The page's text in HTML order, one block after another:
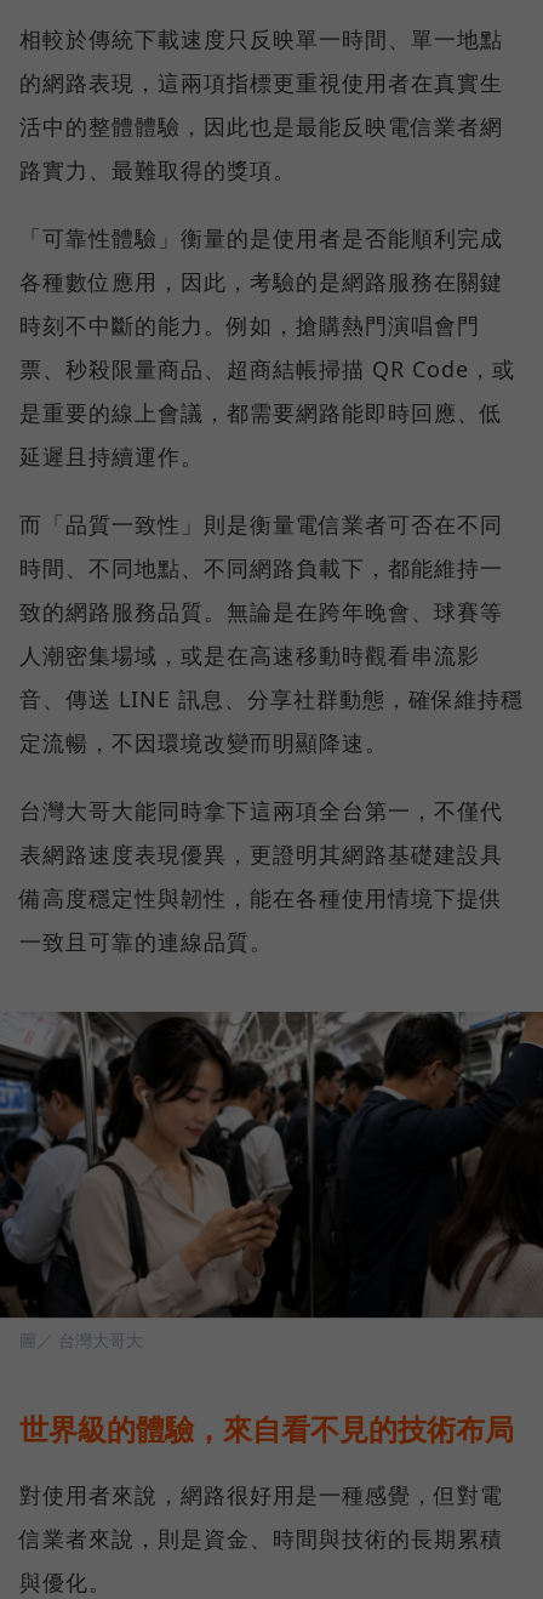
相較於傳統下載速度只反映單一時間、單一地點
的網路表現，這兩項指標更重視使用者在真實生
活中的整體體驗，因此也是最能反映電信業者網
路實力、最難取得的獎項。
「可靠性體驗」衡量的是使用者是否能順利完成
各種數位應用，因此，考驗的是網路服務在關鍵
時刻不中斷的能力。例如，搶購熱門演唱會門
票、秒殺限量商品、超商結帳掃描 QR Code，或
是重要的線上會議，都需要網路能即時回應、低
延遲且持續運作。
而「品質一致性」則是衡量電信業者可否在不同
時間、不同地點、不同網路負載下，都能維持一
致的網路服務品質。無論是在跨年晚會、球賽等
人潮密集場域，或是在高速移動時觀看串流影
音、傳送 LINE 訊息、分享社群動態，確保維持穩
定流暢，不因環境改變而明顯降速。
台灣大哥大能同時拿下這兩項全台第一，不僅代
表網路速度表現優異，更證明其網路基礎建設具
備高度穩定性與韌性，能在各種使用情境下提供
一致且可靠的連線品質。
圖／ 台灣大哥大
世界級的體驗，來自看不見的技術布局
對使用者來說，網路很好用是一種感覺，但對電
信業者來說，則是資金、時間與技術的長期累積
與優化。